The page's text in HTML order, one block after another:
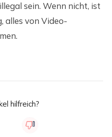
sein. Wenn nicht, ist
alles von Video-
hilfreich?